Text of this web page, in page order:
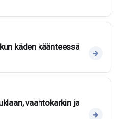
käden käänteessä
vaahtokarkin ja